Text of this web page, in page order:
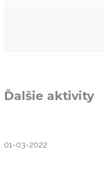
Ďalšie aktivity
01-03-2022